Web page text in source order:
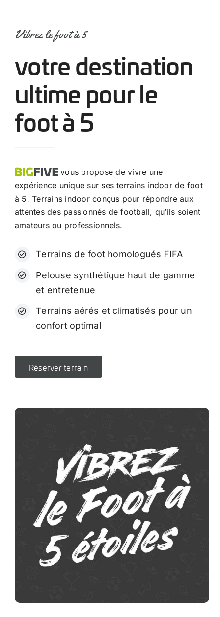
Vibrez le foot à 5
votre destination
ultime pour le
foot à 5
vous propose de vivre une
expérience unique sur ses terrains indoor de foot
à 5. Terrains indoor conçus pour répondre aux
attentes des passionnés de football, qu’ils soient
amateurs ou professionnels.
Terrains de foot homologués FIFA
Pelouse synthétique haut de gamme
et entretenue
Terrains aérés et climatisés pour un
confort optimal
Réserver terrain